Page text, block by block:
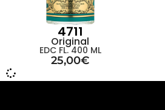
4711
Original
EDC FL. 400 ML
25,00€